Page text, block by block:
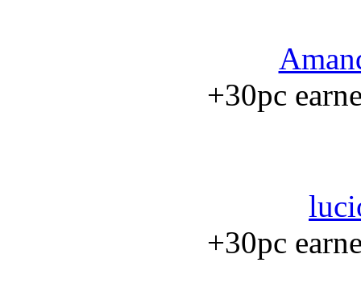
+30pc
+30pc